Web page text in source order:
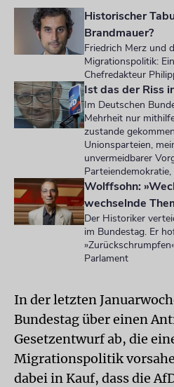
Historischer
Brandmauer?
Friedrich Merz und
Migrationspolitik:
Chefredakteur
Ist das der Riss
Im Deutschen
Mehrheit nur
zustande
Unionsparteien,
unvermeidbarer
Wolffsohn:
wechselnde
Der Historiker
im Bundestag. Er
Parlament
In der letzten
Bundestag über einen
Gesetzentwurf ab, die
Migrationspolitik
dabei in Kauf, dass die